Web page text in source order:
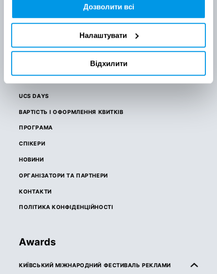
Дозволити всі
Налаштувати
Відхилити
Ukrainian Creative Stories
ПРО UCS
UCS DAYS
ВАРТІСТЬ І ОФОРМЛЕННЯ КВИТКІВ
ПРОГРАМА
СПІКЕРИ
НОВИНИ
ОРГАНІЗАТОРИ ТА ПАРТНЕРИ
КОНТАКТИ
ПОЛІТИКА КОНФІДЕНЦІЙНОСТІ
Awards
КИЇВСЬКИЙ МІЖНАРОДНИЙ ФЕСТИВАЛЬ РЕКЛАМИ